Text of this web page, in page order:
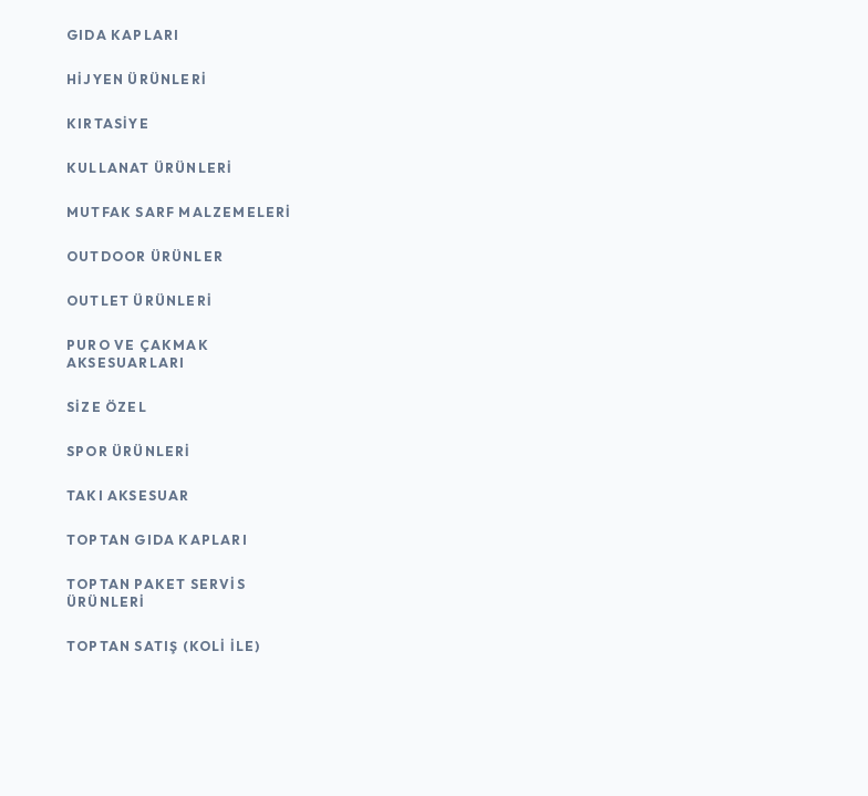
GIDA KAPLARI
HIJYEN ÜRÜNLERI
KIRTASİYE
KULLANAT ÜRÜNLERI
MUTFAK SARF MALZEMELERI
OUTDOOR ÜRÜNLER
OUTLET ÜRÜNLERI
PURO VE ÇAKMAK
AKSESUARLARI
SIZE ÖZEL
SPOR ÜRÜNLERI
TAKI AKSESUAR
TOPTAN GIDA KAPLARI
TOPTAN PAKET SERVIS
ÜRÜNLERI
TOPTAN SATIŞ (KOLI İLE)